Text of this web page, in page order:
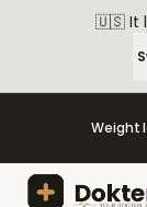
🇺🇸 It
Weight